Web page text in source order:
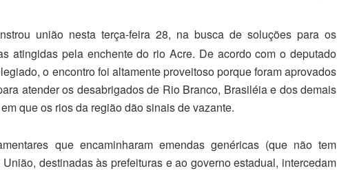
união nesta terça-feira 28, na busca de soluções para os
atingidas pela enchente do rio Acre. De acordo com o deputado
o encontro foi altamente proveitoso porque foram aprovados
atender os desabrigados de Rio Branco, Brasiléia e dos demais
que os rios da região dão sinais de vazante.
que encaminharam emendas genéricas (que não tem
destinadas às prefeituras e ao governo estadual, intercedam